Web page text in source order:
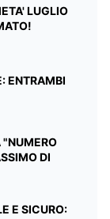
LUGLIO
ENTRAMBI
"NUMERO
DI
E SICURO: